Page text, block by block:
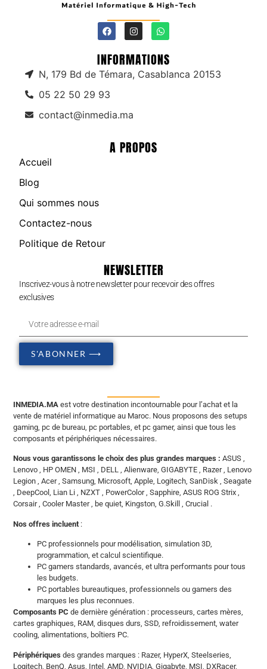
INFORMATIONS
N, 179 Bd de Témara, Casablanca 20153
05 22 50 29 93
contact@inmedia.ma
A PROPOS
Accueil
Blog
Qui sommes nous
Contactez-nous
Politique de Retour
NEWSLETTER
Inscrivez-vous à notre newsletter pour recevoir des offres
exclusives
S'ABONNER ⟶
INMEDIA.MA est votre destination incontournable pour l’achat et la
vente de matériel informatique au Maroc. Nous proposons des setups
gaming, pc de bureau, pc portables, et pc gamer, ainsi que tous les
composants et périphériques nécessaires.
Nous vous garantissons le choix des plus grandes marques : ASUS ,
Lenovo , HP OMEN , MSI , DELL , Alienware, GIGABYTE , Razer , Lenovo
Legion , Acer , Samsung, Microsoft, Apple, Logitech, SanDisk , Seagate
, DeepCool, Lian Li , NZXT , PowerColor , Sapphire, ASUS ROG Strix ,
Corsair , Cooler Master , be quiet, Kingston, G.Skill , Crucial .
Nos offres incluent :
PC professionnels pour modélisation, simulation 3D,
programmation, et calcul scientifique.
PC gamers standards, avancés, et ultra performants pour tous
les budgets.
PC portables bureautiques, professionnels ou gamers des
marques les plus reconnues.
Composants PC de dernière génération : processeurs, cartes mères,
cartes graphiques, RAM, disques durs, SSD, refroidissement, water
cooling, alimentations, boîtiers PC.
Périphériques des grandes marques : Razer, HyperX, Steelseries,
Logitech, BenQ, Asus, Intel, AMD, NVIDIA, Gigabyte, MSI, DXRacer,